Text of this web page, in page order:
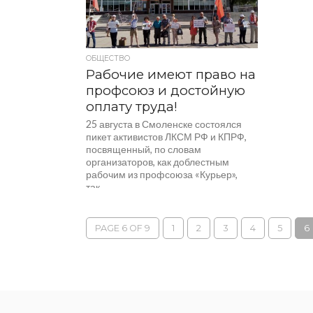
ОБЩЕСТВО
Рабочие имеют право на
профсоюз и достойную
оплату труда!
25 августа в Смоленске состоялся
пикет активистов ЛКСМ РФ и КПРФ,
посвященный, по словам
организаторов, как доблестным
рабочим из профсоюза «Курьер»,
так...
PAGE 6 OF 9 1 2 3 4 5 6